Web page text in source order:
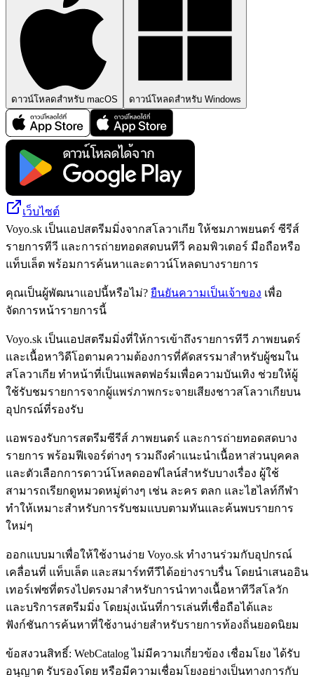
ดาวน์โหลดสำหรับ macOS ดาวน์โหลดสำหรับ Windows
เว็บไซต์
Voyo.sk เป็นแอปสตรีมมิ่งจากสโลวาเกีย ให้ชมภาพยนตร์ ซีรีส์
รายการทีวี และการถ่ายทอดสดบนทีวี คอมพิวเตอร์ มือถือหรือ
แท็บเล็ต พร้อมการค้นหาและดาวน์โหลดบางรายการ
คุณเป็นผู้พัฒนาแอปนี้หรือไม่? ยืนยันความเป็นเจ้าของ เพื่อ
จัดการหน้ารายการนี้
Voyo.sk เป็นแอปสตรีมมิ่งที่ให้การเข้าถึงรายการทีวี ภาพยนตร์
และเนื้อหาวิดีโอตามความต้องการที่คัดสรรมาสำหรับผู้ชมใน
สโลวาเกีย ทำหน้าที่เป็นแพลตฟอร์มเพื่อความบันเทิง ช่วยให้ผู้
ใช้รับชมรายการจากผู้แพร่ภาพกระจายเสียงชาวสโลวาเกียบน
อุปกรณ์ที่รองรับ
แอพรองรับการสตรีมซีรีส์ ภาพยนตร์ และการถ่ายทอดสดบาง
รายการ พร้อมฟีเจอร์ต่างๆ รวมถึงคำแนะนำเนื้อหาส่วนบุคคล
และตัวเลือกการดาวน์โหลดออฟไลน์สำหรับบางเรื่อง ผู้ใช้
สามารถเรียกดูหมวดหมู่ต่างๆ เช่น ละคร ตลก และไฮไลท์กีฬา
ทำให้เหมาะสำหรับการรับชมแบบตามทันและค้นพบรายการ
ใหม่ๆ
ออกแบบมาเพื่อให้ใช้งานง่าย Voyo.sk ทำงานร่วมกับอุปกรณ์
เคลื่อนที่ แท็บเล็ต และสมาร์ททีวีได้อย่างราบรื่น โดยนำเสนออิน
เทอร์เฟซที่ตรงไปตรงมาสำหรับการนำทางเนื้อหาทีวีสโลวัก
และบริการสตรีมมิ่ง โดยมุ่งเน้นที่การเล่นที่เชื่อถือได้และ
ฟังก์ชันการค้นหาที่ใช้งานง่ายสำหรับรายการท้องถิ่นยอดนิยม
ข้อสงวนสิทธิ์: WebCatalog ไม่มีความเกี่ยวข้อง เชื่อมโยง ได้รับ
อนุญาต รับรองโดย หรือมีความเชื่อมโยงอย่างเป็นทางการกับ